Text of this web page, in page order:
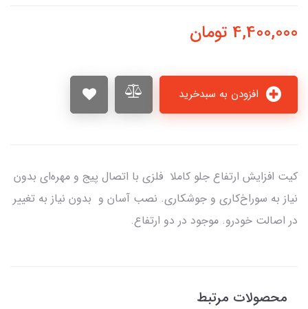
4,400,000 تومان
کیت افزایش ارتفاع جلو کاملا فلزی با اتصال پیج و مهره‌ای بدون
نیاز به سوراخ‌کاری و جوشکاری. نصب آسان و بدون نیاز به تغییر
در اصالت خودرو. موجود در دو ارتفاع.
محصولات مرتبط